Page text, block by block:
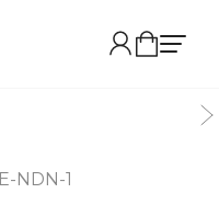
NDN-1